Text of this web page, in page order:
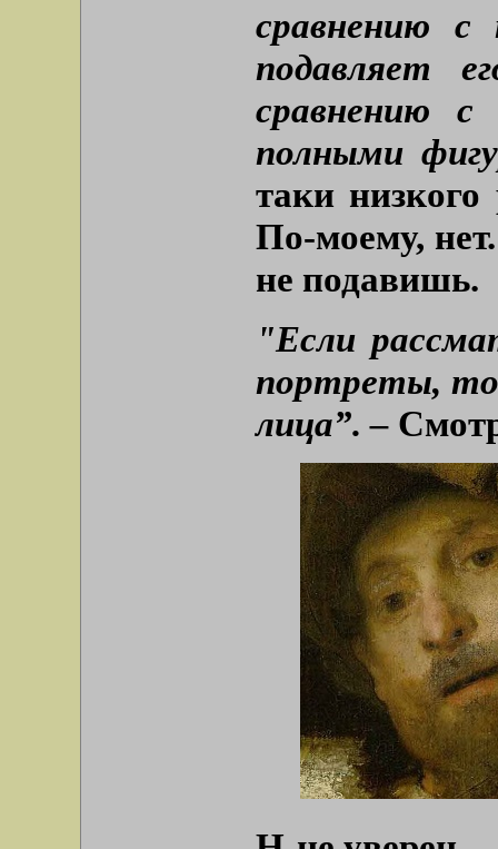
сравнению
подавляет
сравнению с
полными
таки
По-моему,
не подавишь.
"Если
портреты,
лица”. –